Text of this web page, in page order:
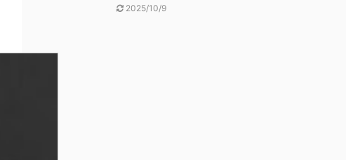
2025/10/9